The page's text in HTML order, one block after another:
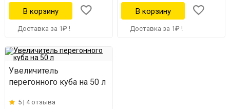
Доставка за 1₽ ! Доставка за 1₽ !
Увеличитель
перегонного куба на 50 л
5 | 4 отзыва